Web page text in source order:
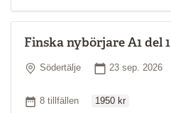
Finska nybörjare A1 del 1
Plats
Södertälje Startdatum
23 sep. 2026
Antal tillfällen
8 tillfällen 1950 kr